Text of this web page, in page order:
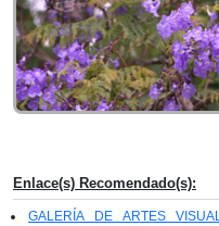
Enlace(s) Recomendado(s):
GALERÍA DE ARTES